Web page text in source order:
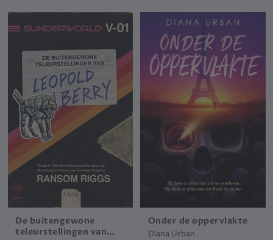
De buitengewone
teleurstellingen van
Onder de oppervlakte
Diana Urban